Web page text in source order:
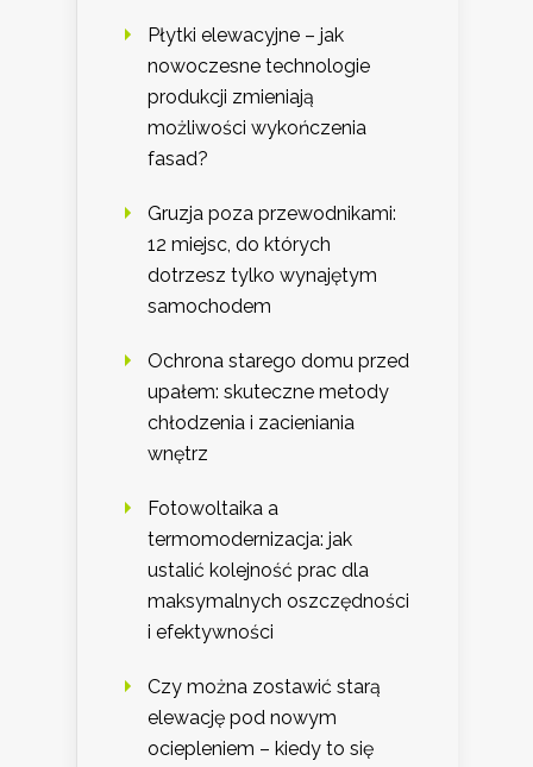
Płytki elewacyjne – jak
nowoczesne technologie
produkcji zmieniają
możliwości wykończenia
fasad?
Gruzja poza przewodnikami:
12 miejsc, do których
dotrzesz tylko wynajętym
samochodem
Ochrona starego domu przed
upałem: skuteczne metody
chłodzenia i zacieniania
wnętrz
Fotowoltaika a
termomodernizacja: jak
ustalić kolejność prac dla
maksymalnych oszczędności
i efektywności
Czy można zostawić starą
elewację pod nowym
ociepleniem – kiedy to się